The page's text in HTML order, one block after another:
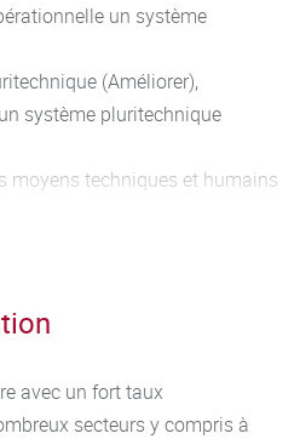
une spécialisation
le choix d'un parcours :
et Maintenance
la fiabilité, la sécurité et le
système pluritechnique, sur
de contrôle et de supervision,
un système
(Améliorer),
système pluritechnique
moyens techniques et humains
d’un système (Sécuriser).
et Maintenance
le niveau 2 des
et Sécuriser.
avec un fort taux
secteurs y compris à